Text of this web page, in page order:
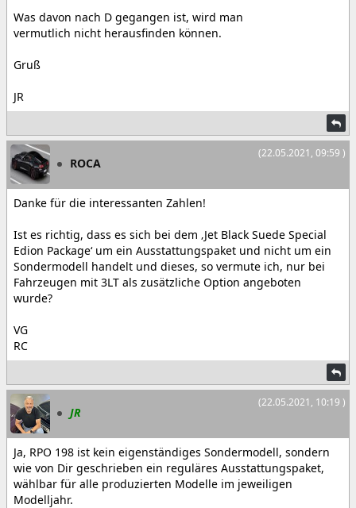
Was davon nach D gegangen ist, wird man
vermutlich nicht herausfinden können.
Gruß
JR
(22.05.2021, 09:59 )
ROCA
Danke für die interessanten Zahlen!
Ist es richtig, dass es sich bei dem ‚Jet Black Suede Special
Edion Package‘ um ein Ausstattungspaket und nicht um ein
Sondermodell handelt und dieses, so vermute ich, nur bei
Fahrzeugen mit 3LT als zusätzliche Option angeboten
wurde?
VG
RC
(22.05.2021, 10:19 )
JR
Ja, RPO 198 ist kein eigenständiges Sondermodell, sondern
wie von Dir geschrieben ein reguläres Ausstattungspaket,
wählbar für alle produzierten Modelle im jeweiligen
Modelljahr.